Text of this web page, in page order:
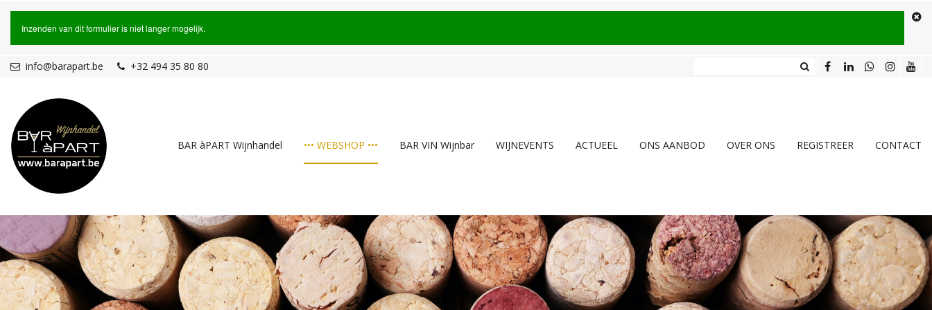
Overslaan en naar de inhoud gaan
Statusbericht
Inzenden van dit formulier is niet langer mogelijk.
info@barapart.be +32 494 35 80 80
BAR àPART Wijnhandel ••• WEBSHOP ••• BAR VIN Wijnbar WIJNEVENTS ACTUEEL ONS AANBOD OVER ONS REGISTREER CONTACT